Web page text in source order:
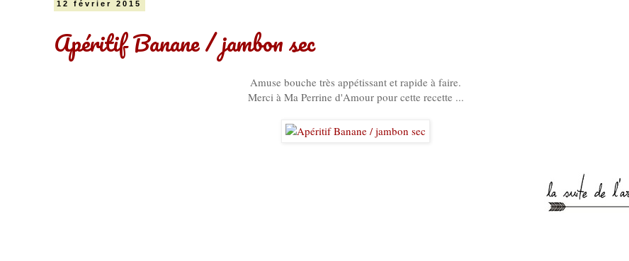
12 février 2015
Apéritif Banane / jambon sec
Amuse bouche très appétissant et rapide à faire.
Merci à Ma Perrine d'Amour pour cette recette ...